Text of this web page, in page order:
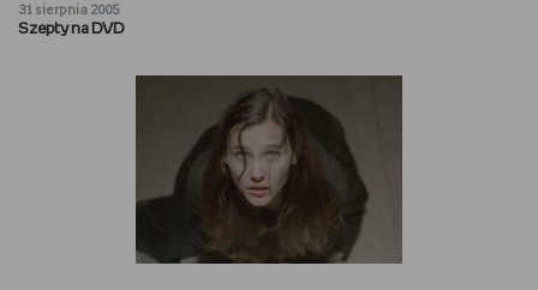
31 sierpnia 2005
Szepty na DVD